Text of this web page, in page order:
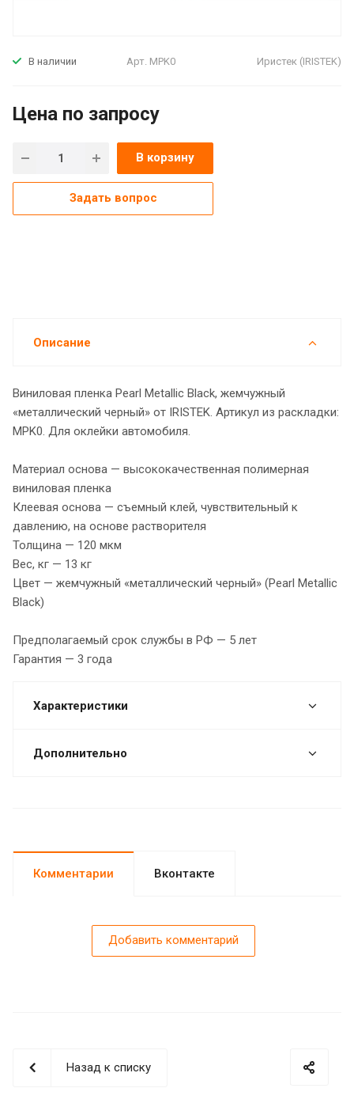
В наличии Арт. MPK0 Иристек (IRISTEK)
Цена по запросу
В корзину
Задать вопрос
Описание
Виниловая пленка Pearl Metallic Black, жемчужный
«металлический черный» от IRISTEK. Артикул из раскладки:
MPK0. Для оклейки автомобиля.
Материал основа — высококачественная полимерная
виниловая пленка
Клеевая основа — съемный клей, чувствительный к
давлению, на основе растворителя
Толщина — 120 мкм
Вес, кг — 13 кг
Цвет — жемчужный «металлический черный» (Pearl Metallic
Black)
Предполагаемый срок службы в РФ — 5 лет
Гарантия — 3 года
Характеристики
Дополнительно
Комментарии Вконтакте
Добавить комментарий
Назад к списку